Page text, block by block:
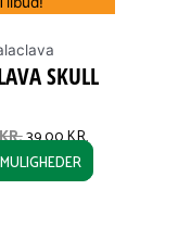
SKULL
39,00KR.